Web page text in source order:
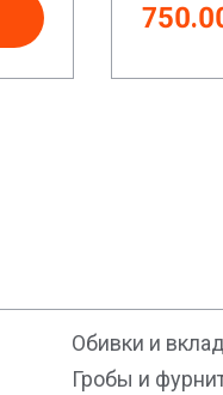
Обивки и
Гробы и